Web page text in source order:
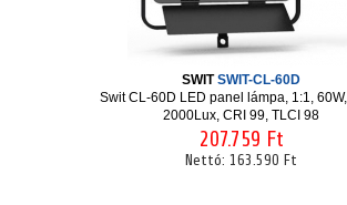
SWITSWIT-CL-60D
Swit CL-60D LED panel lámpa, 1:1,
2000Lux, CRI 99, TLCI 98
207.759 Ft
Nettó: 163.590 Ft